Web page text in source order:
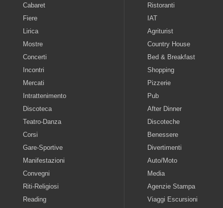
Cabaret
Fiere
Lirica
Mostre
Concerti
Incontri
Mercati
Intrattenimento
Discoteca
Teatro-Danza
Corsi
Gare-Sportive
Manifestazioni
Convegni
Riti-Religiosi
Reading
Ristoranti
IAT
Agriturist
Country House
Bed & Breakfast
Shopping
Pizzerie
Pub
After Dinner
Discoteche
Benessere
Divertimenti
Auto/Moto
Media
Agenzie Stampa
Viaggi Escursioni